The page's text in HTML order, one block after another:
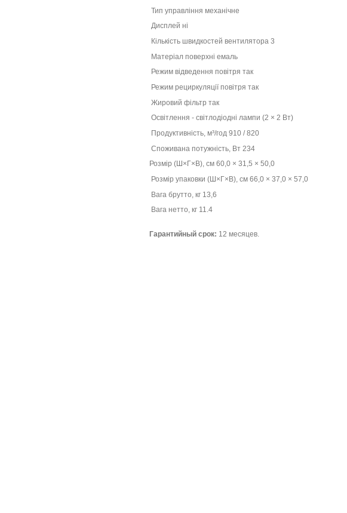
Тип управління механічне
Дисплей ні
Кількість швидкостей вентилятора 3
Матеріал поверхні емаль
Режим відведення повітря так
Режим рециркуляції повітря так
Жировий фільтр так
Освітлення - світлодіодні лампи (2 × 2 Вт)
Продуктивність, м³/год 910 / 820
Споживана потужність, Вт 234
Розмір (Ш×Г×В), см 60,0 × 31,5 × 50,0
Розмір упаковки (Ш×Г×В), см 66,0 × 37,0 × 57,0
Вага брутто, кг 13,6
Вага нетто, кг 11.4
Гарантийный срок: 12 месяцев.